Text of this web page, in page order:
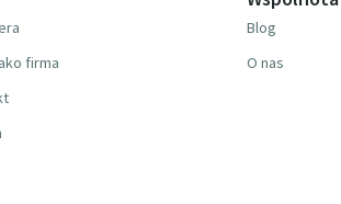
firma
Blog
O nas